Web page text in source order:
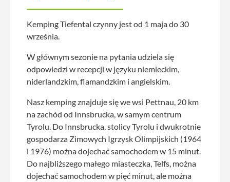
Kemping Tiefental czynny jest od 1 maja do 30
września.
W głównym sezonie na pytania udziela się
odpowiedzi w recepcji w języku niemieckim,
niderlandzkim, flamandzkim i angielskim.
Nasz kemping znajduje się we wsi Pettnau, 20 km
na zachód od Innsbrucka, w samym centrum
Tyrolu. Do Innsbrucka, stolicy Tyrolu i dwukrotnie
gospodarza Zimowych Igrzysk Olimpijskich (1964
i 1976) można dojechać samochodem w 15 minut.
Do najbliższego małego miasteczka, Telfs, można
dojechać samochodem w pięć minut, ale można